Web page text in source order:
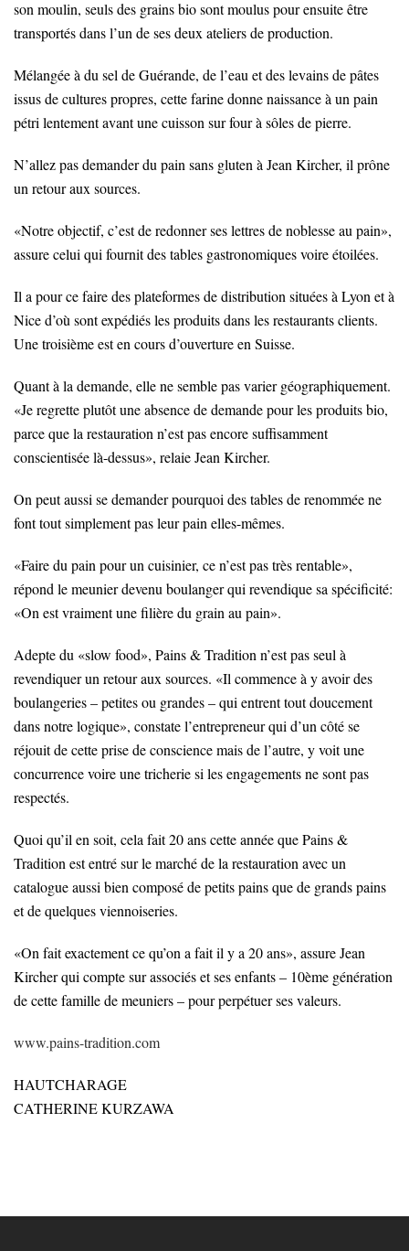
son moulin, seuls des grains bio sont moulus pour ensuite être
transportés dans l’un de ses deux ateliers de production.
Mélangée à du sel de Guérande, de l’eau et des levains de pâtes
issus de cultures propres, cette farine donne naissance à un pain
pétri lentement avant une cuisson sur four à sôles de pierre.
N’allez pas demander du pain sans gluten à Jean Kircher, il prône
un retour aux sources.
«Notre objectif, c’est de redonner ses lettres de noblesse au pain»,
assure celui qui fournit des tables gastronomiques voire étoilées.
Il a pour ce faire des plateformes de distribution situées à Lyon et à
Nice d’où sont expédiés les produits dans les restaurants clients.
Une troisième est en cours d’ouverture en Suisse.
Quant à la demande, elle ne semble pas varier géographiquement.
«Je regrette plutôt une absence de demande pour les produits bio,
parce que la restauration n’est pas encore suffisamment
conscientisée là-dessus», relaie Jean Kircher.
On peut aussi se demander pourquoi des tables de renommée ne
font tout simplement pas leur pain elles-mêmes.
«Faire du pain pour un cuisinier, ce n’est pas très rentable»,
répond le meunier devenu boulanger qui revendique sa spécificité:
«On est vraiment une filière du grain au pain».
Adepte du «slow food», Pains & Tradition n’est pas seul à
revendiquer un retour aux sources. «Il commence à y avoir des
boulangeries – petites ou grandes – qui entrent tout doucement
dans notre logique», constate l’entrepreneur qui d’un côté se
réjouit de cette prise de conscience mais de l’autre, y voit une
concurrence voire une tricherie si les engagements ne sont pas
respectés.
Quoi qu’il en soit, cela fait 20 ans cette année que Pains &
Tradition est entré sur le marché de la restauration avec un
catalogue aussi bien composé de petits pains que de grands pains
et de quelques viennoiseries.
«On fait exactement ce qu’on a fait il y a 20 ans», assure Jean
Kircher qui compte sur associés et ses enfants – 10ème génération
de cette famille de meuniers – pour perpétuer ses valeurs.
www.pains-tradition.com
HAUTCHARAGE
CATHERINE KURZAWA